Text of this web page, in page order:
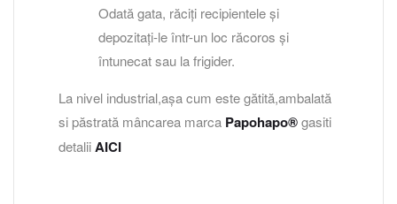
Odată gata, răciți recipientele și
depozitați-le într-un loc răcoros și
întunecat sau la frigider.
La nivel industrial,așa cum este gătită,ambalată
si păstrată mâncarea marca Papohapo®gasiti
detaliiAICI